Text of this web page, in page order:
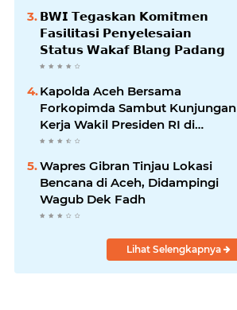
𝗕𝗪𝗜 𝗧𝗲𝗴𝗮𝘀𝗸𝗮𝗻 𝗞𝗼𝗺𝗶𝘁𝗺𝗲𝗻
𝗙𝗮𝘀𝗶𝗹𝗶𝘁𝗮𝘀𝗶 𝗣𝗲𝗻𝘆𝗲𝗹𝗲𝘀𝗮𝗶𝗮𝗻
𝗦𝘁𝗮𝘁𝘂𝘀 𝗪𝗮𝗸𝗮𝗳 𝗕𝗹𝗮𝗻𝗴 𝗣𝗮𝗱𝗮𝗻𝗴
Kapolda Aceh Bersama
Forkopimda Sambut Kunjungan
Kerja Wakil Presiden RI di
Kabupaten Bireuen
Wapres Gibran Tinjau Lokasi
Bencana di Aceh, Didampingi
Wagub Dek Fadh
Lihat Selengkapnya